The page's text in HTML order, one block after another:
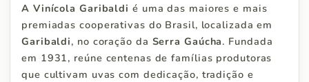
A Vinícola Garibaldi é uma das maiores e mais
premiadas cooperativas do Brasil, localizada em
Garibaldi, no coração da Serra Gaúcha. Fundada
em 1931, reúne centenas de famílias produtoras
que cultivam uvas com dedicação, tradição e